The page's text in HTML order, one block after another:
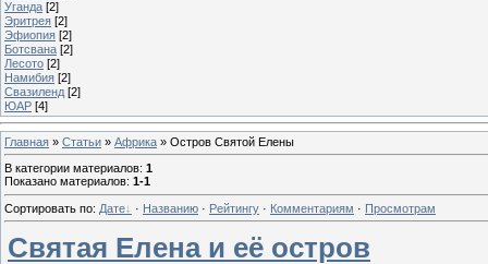
Уганда [2]
Эритрея [2]
Эфиопия [2]
Ботсвана [2]
Лесото [2]
Намибия [2]
Свазиленд [2]
ЮАР [4]
Главная » Статьи » Африка » Остров Святой Елены
В категории материалов: 1
Показано материалов: 1-1
Сортировать по: Дате · Названию · Рейтингу · Комментариям · Просмотрам
Святая Елена и её остров